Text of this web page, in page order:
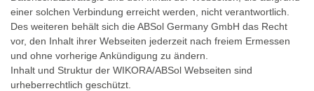
einer solchen Verbindung erreicht werden, nicht verantwortlich.
Des weiteren behält sich die ABSol Germany GmbH das Recht
vor, den Inhalt ihrer Webseiten jederzeit nach freiem Ermessen
und ohne vorherige Ankündigung zu ändern.
Inhalt und Struktur der WIKORA/ABSol Webseiten sind
urheberrechtlich geschützt.